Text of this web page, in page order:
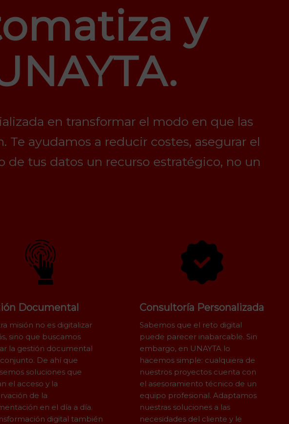
y
en transformar el modo en que las
ayudamos a reducir costes, asegurar el
tus datos un recurso estratégico, no un
Documental
misión no es digitalizar
sino que buscamos
la gestión documental
De ahí que
soluciones que
el acceso y la
de la
en el día a día.
digital también
Consultoría Personalizada
Sabemos que el reto digital
puede parecer inabarcable. Sin
embargo, en UNAYTA lo
hacemos simple: cualquiera de
nuestros proyectos cuenta con
el asesoramiento técnico de un
equipo profesional. Adaptamos
nuestras soluciones a las
necesidades del cliente y le